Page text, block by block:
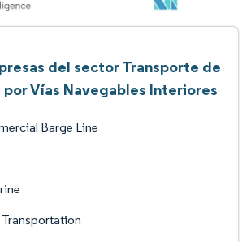
del sector Transporte de
por Vías Navegables Interiores
Barge Line